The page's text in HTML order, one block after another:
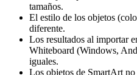
tamaños.
El estilo de los objetos
diferente.
Los resultados al importar
Whiteboard (Windows,
iguales.
Los objetos de SmartArt